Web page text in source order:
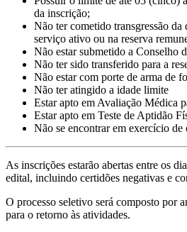
da inscrição;
Não ter cometido transgressão
serviço ativo ou na reserva
Não estar submetido a Conselho
Não ter sido transferido para a
Não estar com porte de arma de
Não ter atingido a idade limite
Estar apto em Avaliação Médica
Estar apto em Teste de Aptidão
Não se encontrar em exercício
As inscrições estarão abertas entre os
edital, incluindo certidões negativas e
O processo seletivo será composto por
para o retorno às atividades.